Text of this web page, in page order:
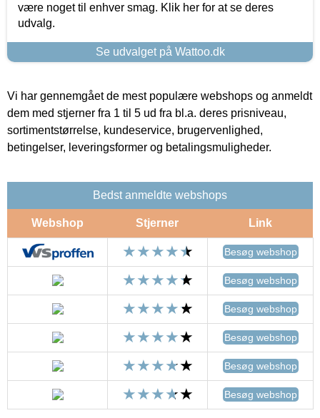
være noget til enhver smag. Klik her for at se deres
udvalg.
Se udvalget på Wattoo.dk
Vi har gennemgået de mest populære webshops og anmeldt
dem med stjerner fra 1 til 5 ud fra bl.a. deres prisniveau,
sortimentstørrelse, kundeservice, brugervenlighed,
betingelser, leveringsformer og betalingsmuligheder.
Bedst anmeldte webshops
Webshop Stjerner Link
Besøg webshop
Besøg webshop
Besøg webshop
Besøg webshop
Besøg webshop
Besøg webshop